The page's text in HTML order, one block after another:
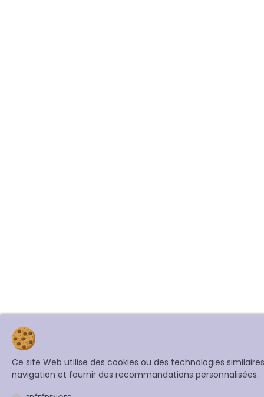
Ce site Web utilise des cookies ou des technologies
navigation et fournir des recommandations personnalisées.